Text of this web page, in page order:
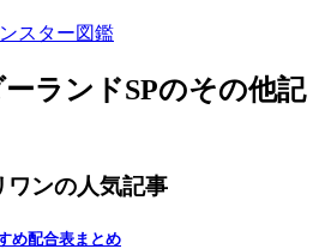
スター図鑑
ランドSPのその他記
ワンの人気記事
め配合表まとめ